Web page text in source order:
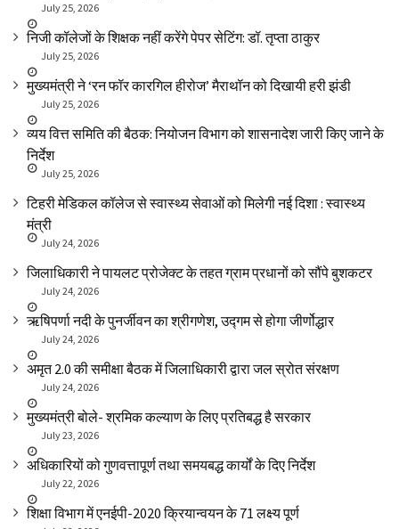
July 25, 2026
निजी कॉलेजों के शिक्षक नहीं करेंगे पेपर सेटिंग: डॉ. तृप्ता ठाकुर
July 25, 2026
मुख्यमंत्री ने ‘रन फॉर कारगिल हीरोज’ मैराथॉन को दिखायी हरी झंडी
July 25, 2026
व्यय वित्त समिति की बैठक: नियोजन विभाग को शासनादेश जारी किए जाने के
निर्देश
July 25, 2026
टिहरी मेडिकल कॉलेज से स्वास्थ्य सेवाओं को मिलेगी नई दिशा : स्वास्थ्य
मंत्री
July 24, 2026
जिलाधिकारी ने पायलट प्रोजेक्ट के तहत ग्राम प्रधानों को सौंपे बुशकटर
July 24, 2026
ऋषिपर्णा नदी के पुनर्जीवन का श्रीगणेश, उद्गम से होगा जीर्णोद्धार
July 24, 2026
अमृत 2.0 की समीक्षा बैठक में जिलाधिकारी द्वारा जल स्रोत संरक्षण
July 24, 2026
मुख्यमंत्री बोले- श्रमिक कल्याण के लिए प्रतिबद्ध है सरकार
July 23, 2026
अधिकारियों को गुणवत्तापूर्ण तथा समयबद्ध कार्यों के दिए निर्देश
July 22, 2026
शिक्षा विभाग में एनईपी-2020 क्रियान्वयन के 71 लक्ष्य पूर्ण